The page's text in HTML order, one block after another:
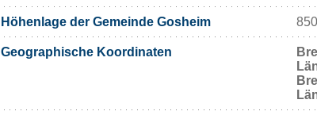
Höhenlage der Gemeinde Gosheim
Geographische Koordinaten